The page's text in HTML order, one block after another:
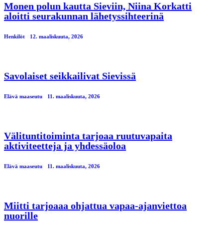
Monen polun kautta Sieviin, Niina Korkatti
aloitti seurakunnan lähetyssihteerinä
Henkilöt 12. maaliskuuta, 2026
Savolaiset seikkailivat Sievissä
Elävä maaseutu 11. maaliskuuta, 2026
Välituntitoiminta tarjoaa ruutuvapaita
aktiviteetteja ja yhdessäoloa
Elävä maaseutu 11. maaliskuuta, 2026
Miitti tarjoaaa ohjattua vapaa-ajanviettoa
nuorille